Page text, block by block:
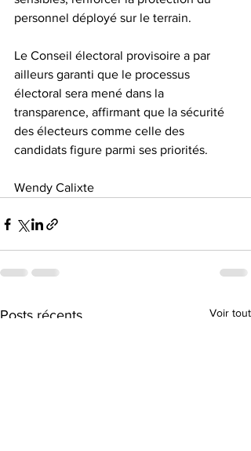
personnel déployé sur le terrain.
Le Conseil électoral provisoire a par
ailleurs garanti que le processus
électoral sera mené dans la
transparence, affirmant que la sécurité
des électeurs comme celle des
candidats figure parmi ses priorités.
Wendy Calixte
Posts récents Voir tout